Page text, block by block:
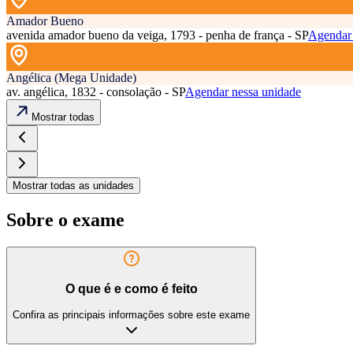
Amador Bueno
avenida amador bueno da veiga, 1793 - penha de frança - SPAgendar
Angélica (Mega Unidade)
av. angélica, 1832 - consolação - SPAgendar nessa unidade
Mostrar todas
Mostrar todas as unidades
Sobre o exame
O que é e como é feito
Confira as principais informações sobre este exame